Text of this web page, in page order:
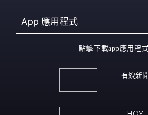
App 應用程式
點擊下載app應用程
有線新聞